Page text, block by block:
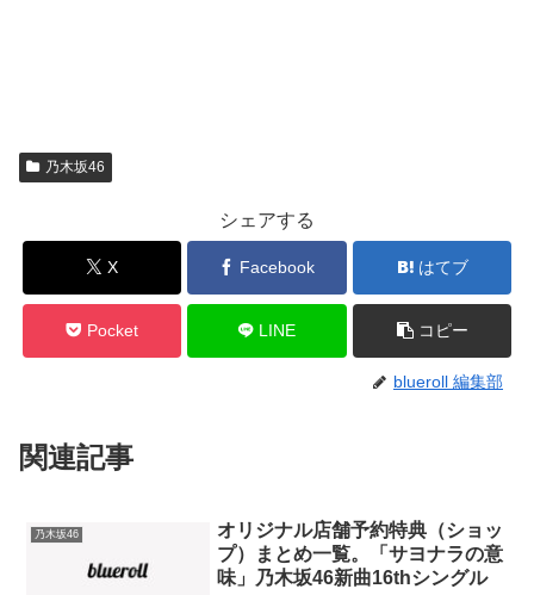
乃木坂46
シェアする
X Facebook はてブ
Pocket LINE コピー
blueroll 編集部
関連記事
乃木坂46
オリジナル店舗予約特典（ショッ
プ）まとめ一覧。「サヨナラの意
味」乃木坂46新曲16thシングル